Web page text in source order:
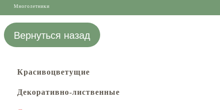
Многолетники
Вернуться назад
Красивоцветущие
Декоративно-лиственные